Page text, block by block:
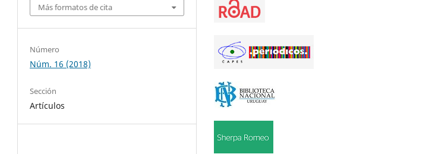
Más formatos de cita
Número
Núm. 16 (2018)
Sección
Artículos